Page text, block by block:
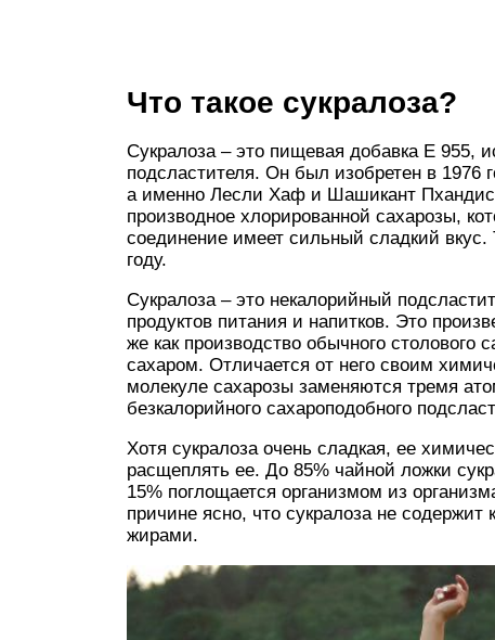
Что такое сукралоза?
Сукралоза – это пищевая добавка Е 955,
подсластителя. Он был изобретен в 1976
а именно Лесли Хаф и Шашикант
производное хлорированной сахарозы,
соединение имеет сильный сладкий
году.
Сукралоза – это некалорийный
продуктов питания и напитков. Это
же как производство обычного столового
сахаром. Отличается от него своим
молекуле сахарозы заменяются тремя
безкалорийного сахароподобного
Хотя сукралоза очень сладкая, ее
расщеплять ее. До 85% чайной ложки
15% поглощается организмом из
причине ясно, что сукралоза не
жирами.